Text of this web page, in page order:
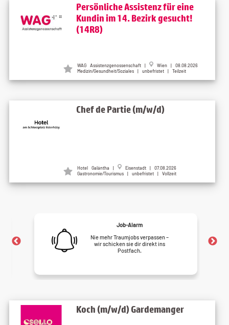
Persönliche Assistenz für eine
Kundin im 14. Bezirk gesucht!
(14R8)
WAG Assistenzgenossenschaft |
Wien | 08.08.2026
Medizin/Gesundheit/Soziales | unbefristet | Teilzeit
Chef de Partie (m/w/d)
Hotel Galántha |
Eisenstadt | 07.08.2026
Gastronomie/Tourismus | unbefristet | Vollzeit
Job-Alarm
Nie mehr Traumjobs verpassen –
wir schicken sie dir direkt ins
Postfach.
Koch (m/w/d) Gardemanger